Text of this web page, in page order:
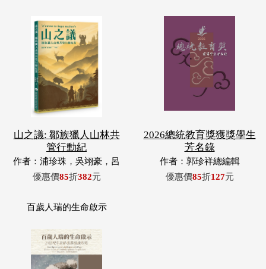
山之議: 鄒族獵人山林共
管行動紀
作者：浦珍珠，吳翊豪，呂
翊齊，張惠東，許玉青，王
優惠價85折382元
2026總統教育獎獲獎學生
芳名錄
作者：郭珍祥總編輯
優惠價85折127元
百歲人瑞的生命啟示